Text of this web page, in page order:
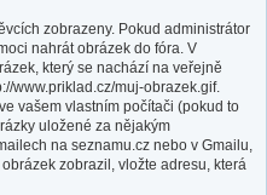
zobrazeny. Pokud administrátor
nahrát obrázek do fóra. V
který se nachází na veřejně
www.priklad.cz/muj-obrazek.gif.
vašem vlastním počítači (pokud to
uložené za nějakým
na seznamu.cz nebo v Gmailu,
zobrazil, vložte adresu, která